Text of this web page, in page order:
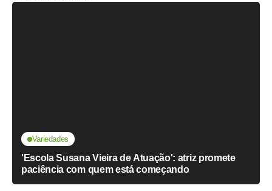
Variedades
'Escola Susana Vieira de Atuação': atriz promete
paciência com quem está começando